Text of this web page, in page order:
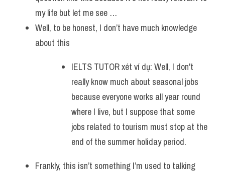
my life but let me see …
Well, to be honest, I don’t have much knowledge
about this
IELTS TUTOR xét ví dụ: Well, I don't
really know much about seasonal jobs
because everyone works all year round
where I live, but I suppose that some
jobs related to tourism must stop at the
end of the summer holiday period.
Frankly, this isn’t something I’m used to talking